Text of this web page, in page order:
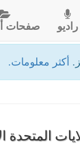
أكثر معلومات.
راديو صفحات